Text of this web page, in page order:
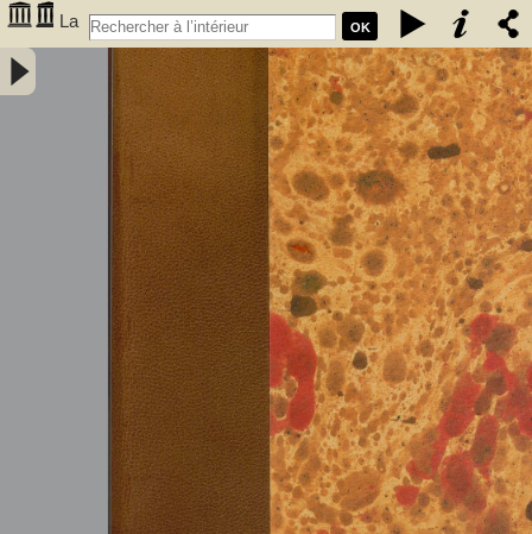
OK
La
caverne de Font-de-Gaume aux Eyzies (Dordogne) - Capitan, Louis
(1854-1929). Auteur